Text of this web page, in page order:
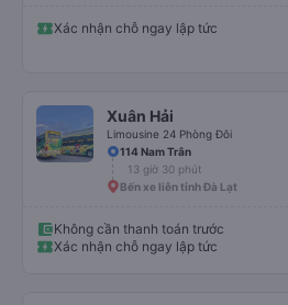
nếu không có tài xế... Cảm ơn các bạn rất
Xác nhận chỗ ngay lập tức
Xuân Hải
Limousine 24 Phòng Đôi
114 Nam Trân
13 giờ 30 phút
Bến xe liên tỉnh Đà Lạt
Không cần thanh toán trước
Xác nhận chỗ ngay lập tức